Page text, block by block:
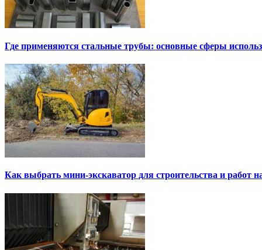
Где применяются стальные трубы: основные сферы
Как выбрать мини-экскаватор для строительства и работ